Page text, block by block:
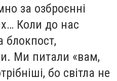
за озброєнні
Коли до нас
блокпост,
Ми питали «вам,
бо світла не